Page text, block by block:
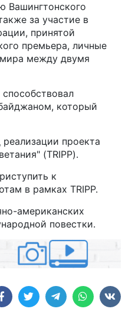
Вашингтонского
за участие в
принятой
премьера, личные
между двумя
который
проекта
(TRIPP).
к
в рамках TRIPP.
американских
повестки.